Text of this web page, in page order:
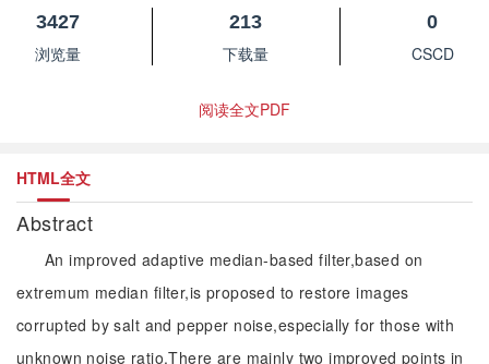
3427
浏览量
213
下载量
0
CSCD
阅读全文PDF
HTML全文
Abstract
An improved adaptive median-based filter,based on
extremum median filter,is proposed to restore images
corrupted by salt and pepper noise,especially for those with
unknown noise ratio.There are mainly two improved points in